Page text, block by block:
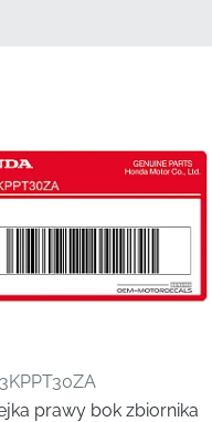
prawy bok zbiornika